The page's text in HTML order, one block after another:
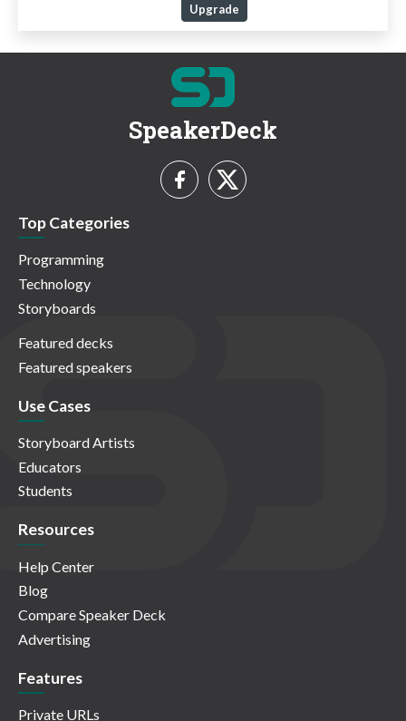
Upgrade
SpeakerDeck
Top Categories
Programming
Technology
Storyboards
Featured decks
Featured speakers
Use Cases
Storyboard Artists
Educators
Students
Resources
Help Center
Blog
Compare Speaker Deck
Advertising
Features
Private URLs